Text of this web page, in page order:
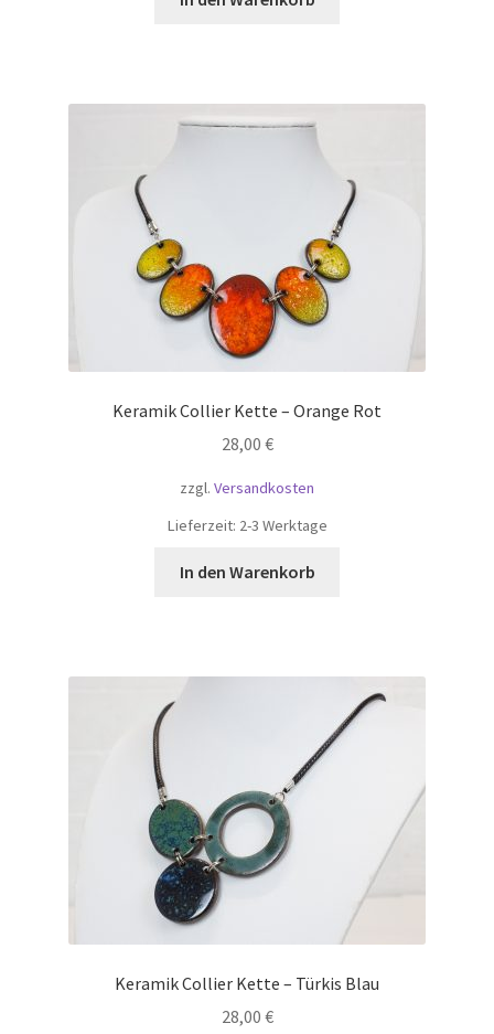
Keramik Collier Kette – Orange Rot
28,00 €
zzgl. Versandkosten
Lieferzeit: 2-3 Werktage
In den Warenkorb
Keramik Collier Kette – Türkis Blau
28,00 €